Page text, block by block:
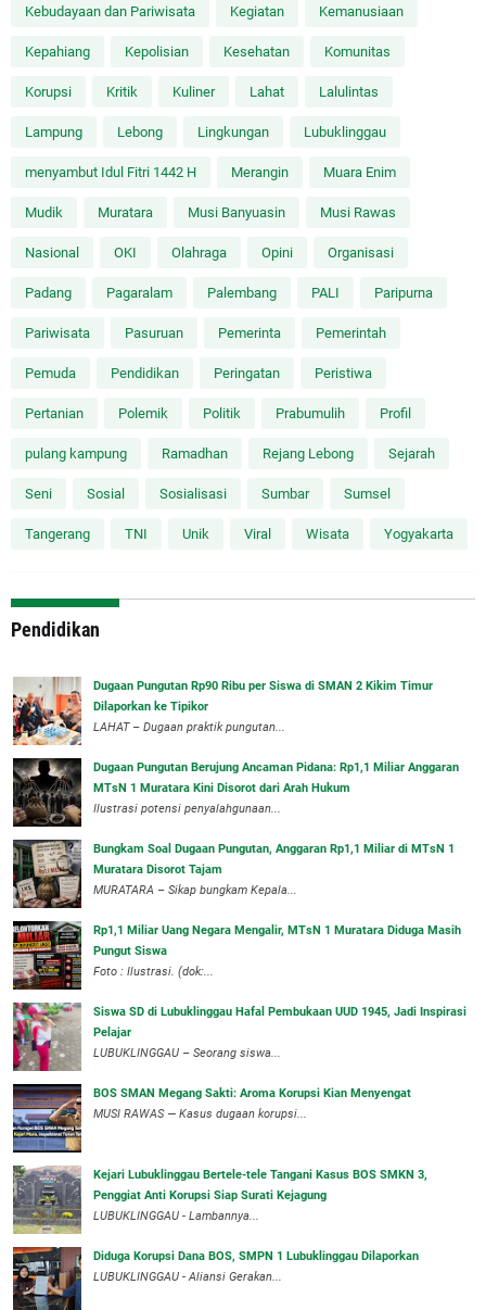
Kebudayaan dan Pariwisata Kegiatan Kemanusiaan
Kepahiang Kepolisian Kesehatan Komunitas
Korupsi Kritik Kuliner Lahat Lalulintas
Lampung Lebong Lingkungan Lubuklinggau
menyambut Idul Fitri 1442 H Merangin Muara Enim
Mudik Muratara Musi Banyuasin Musi Rawas
Nasional OKI Olahraga Opini Organisasi
Padang Pagaralam Palembang PALI Paripurna
Pariwisata Pasuruan Pemerinta Pemerintah
Pemuda Pendidikan Peringatan Peristiwa
Pertanian Polemik Politik Prabumulih Profil
pulang kampung Ramadhan Rejang Lebong Sejarah
Seni Sosial Sosialisasi Sumbar Sumsel
Tangerang TNI Unik Viral Wisata Yogyakarta
Pendidikan
Dugaan Pungutan Rp90 Ribu per Siswa di SMAN 2 Kikim Timur
Dilaporkan ke Tipikor
LAHAT – Dugaan praktik pungutan...
Dugaan Pungutan Berujung Ancaman Pidana: Rp1,1 Miliar Anggaran
MTsN 1 Muratara Kini Disorot dari Arah Hukum
Ilustrasi potensi penyalahgunaan...
Bungkam Soal Dugaan Pungutan, Anggaran Rp1,1 Miliar di MTsN 1
Muratara Disorot Tajam
‎MURATARA – Sikap bungkam Kepala...
‎Rp1,1 Miliar Uang Negara Mengalir, MTsN 1 Muratara Diduga Masih
Pungut Siswa
Foto : Ilustrasi. (dok:...
Siswa SD di Lubuklinggau Hafal Pembukaan UUD 1945, Jadi Inspirasi
Pelajar
LUBUKLINGGAU – Seorang siswa...
BOS SMAN Megang Sakti: Aroma Korupsi Kian Menyengat
MUSI RAWAS — Kasus dugaan korupsi...
Kejari Lubuklinggau Bertele-tele Tangani Kasus BOS SMKN 3,
Penggiat Anti Korupsi Siap Surati Kejagung
LUBUKLINGGAU - Lambannya...
Diduga Korupsi Dana BOS, SMPN 1 Lubuklinggau Dilaporkan
LUBUKLINGGAU - Aliansi Gerakan...